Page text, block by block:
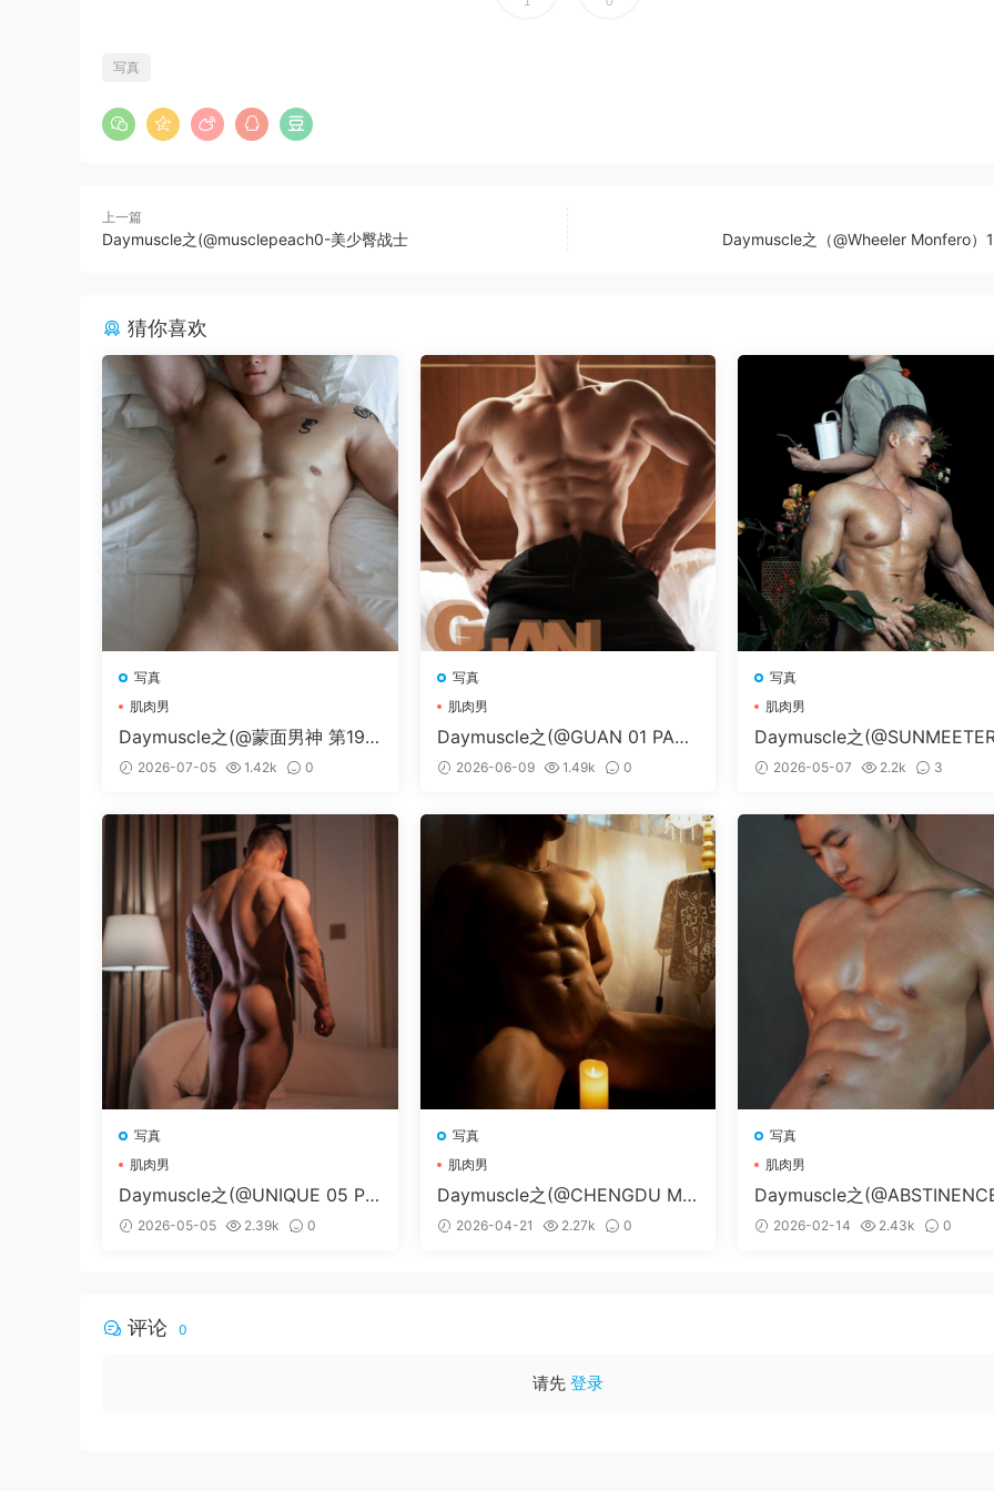
写真
上一篇
Daymuscle之(@musclepeach0-美少臀战士 Daymuscle之（@Wheeler Monfero）
猜你喜欢
写真
肌肉男
Daymuscle之(@蒙面男神 第196
期 VOL 1-2）
2026-07-05 1.42k 0
写真
肌肉男
Daymuscle之(@GUAN 01 PART
02）2026-06-09 1.49k 0
写真
肌肉男
Daymuscle之
1）2026-05-07 2.2k 3
写真
肌肉男
Daymuscle之(@UNIQUE 05 PA
RT 03）
2026-05-05 2.39k 0
写真
肌肉男
Daymuscle之(@CHENGDU ME
MORIES)
2026-04-21 2.27k 0
写真
肌肉男
Daymuscle之
8 PART 04)
2026-02-14 2.43k 0
评论 0
请先 登录